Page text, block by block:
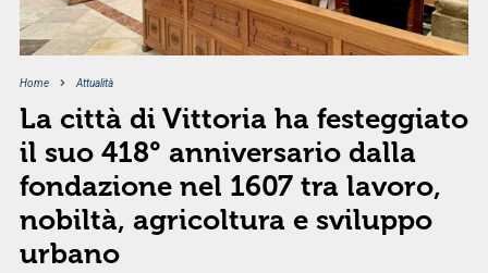
Home Attualità
La città di Vittoria ha festeggiato
il suo 418° anniversario dalla
fondazione nel 1607 tra lavoro,
nobiltà, agricoltura e sviluppo
urbano